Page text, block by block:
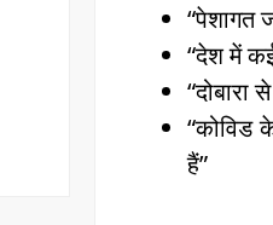
“पेशागत
“देश में
“कोविड
हैं”